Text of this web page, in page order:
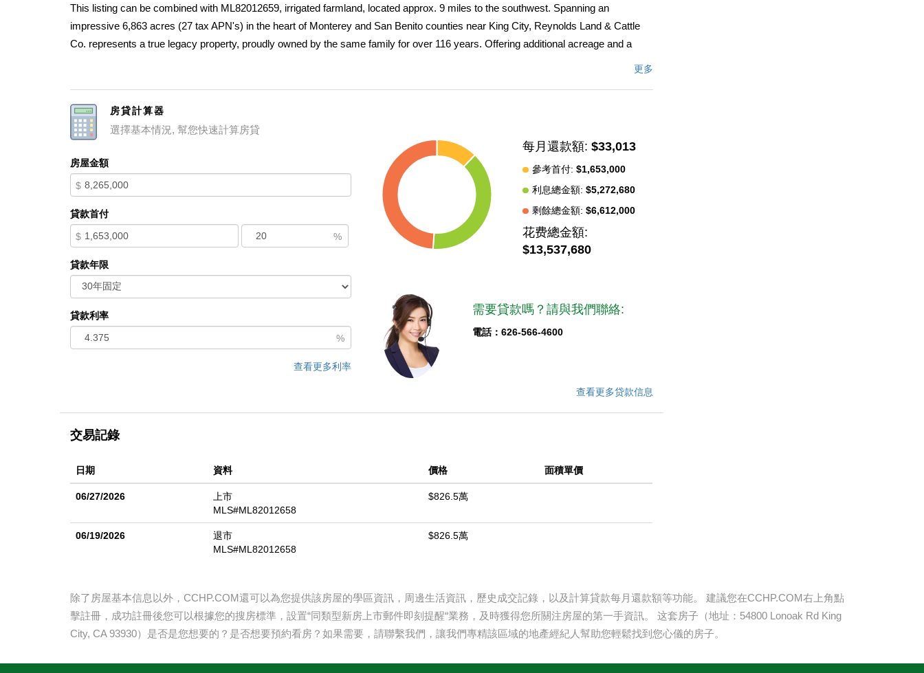
This listing can be combined with ML82012659, irrigated farmland, located approx. 9 miles to the southwest. Spanning an
impressive 6,863 acres (27 tax APN's) in the heart of Monterey and San Benito counties near King City, Reynolds Land & Cattle
Co. represents a true legacy property, proudly owned by the same family for over 116 years. Offering additional acreage and a
6,863Â± acres in Monterey & San Benito Counties In the same family for over 116 years Rare large-scale Central Coast property
Water sources: two wells, springs, San Lorenzo Creek Income-producing cattle lease 2,368 SF main home 1,533 SF caretaker
home with a detached 800 SF 4-car garage 1,200 SF mobile home Large 4,410 SF Barn and outbuildings Quaint spring cottage
with separate location and utilities Horseback riding, ATVing, hiking Hunting: elk, deer, pigs, quail, coyote Conservation potential
Main Ranch in the Williamson Act
中文描述
更多
房貸計算器
選擇基本情況, 幫您快速計算房貸
房屋金額
$
貸款首付
$ %
貸款年限
貸款利率
%
查看更多利率
每月還款額: $33,013
參考首付: $1,653,000
利息總金額: $5,272,680
剩餘總金額: $6,612,000
花费總金額:
$13,537,680
需要貸款嗎？請與我們聯絡:
電話：626-566-4600
查看更多贷款信息
交易記錄
日期 資料 價格 面積單價
06/27/2026
上市
MLS#ML82012658
$826.5萬
06/19/2026
退市
MLS#ML82012658
$826.5萬
除了房屋基本信息以外，CCHP.COM還可以為您提供該房屋的學區資訊，周邊生活資訊，歷史成交記錄，以及計算貸款每月還款額等功能。 建議您在CCHP.COM右上角點
擊註冊，成功註冊後您可以根據您的搜房標準，設置“同類型新房上市郵件即刻提醒“業務，及時獲得您所關注房屋的第一手資訊。 这套房子（地址： 54800 Lonoak Rd King
City, CA 93930）是否是您想要的？是否想要預約看房？如果需要，請聯繫我們，讓我們專精該區域的地產經紀人幫助您輕鬆找到您心儀的房子。